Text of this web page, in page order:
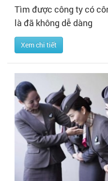
Tìm được công ty có
là đã không dễ dàng
Xem chi tiết